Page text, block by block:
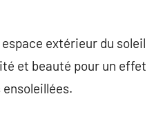
extérieur du soleil
et beauté pour un effet